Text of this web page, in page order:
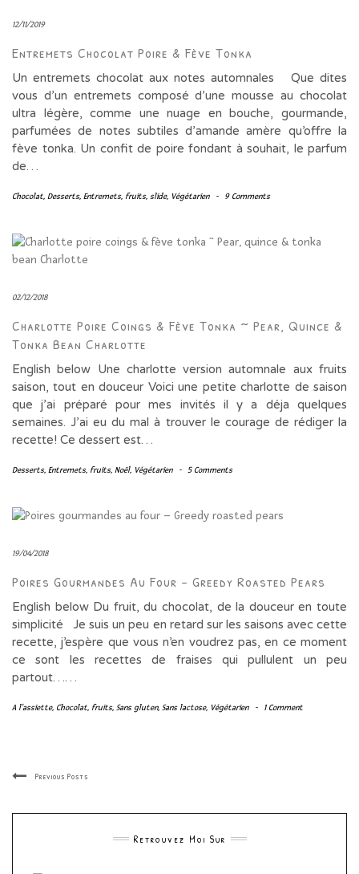
12/11/2019
Entremets Chocolat Poire & Fève Tonka
Un entremets chocolat aux notes automnales Que dites
vous d’un entremets composé d’une mousse au chocolat
ultra légère, comme une nuage en bouche, gourmande,
parfumées de notes subtiles d’amande amère qu’offre la
fève tonka. Un confit de poire fondant à souhait, le parfum
de…
Chocolat, Desserts, Entremets, fruits, slide, Végétarien - 9 Comments
02/12/2018
Charlotte Poire Coings & Fève Tonka ~ Pear, Quince &
Tonka Bean Charlotte
English below Une charlotte version automnale aux fruits
saison, tout en douceur Voici une petite charlotte de saison
que j’ai préparé pour mes invités il y a déja quelques
semaines. J’ai eu du mal à trouver le courage de rédiger la
recette! Ce dessert est…
Desserts, Entremets, fruits, Noël, Végétarien - 5 Comments
19/04/2018
Poires Gourmandes Au Four – Greedy Roasted Pears
English below Du fruit, du chocolat, de la douceur en toute
simplicité Je suis un peu en retard sur les saisons avec cette
recette, j’espère que vous n’en voudrez pas, en ce moment
ce sont les recettes de fraises qui pullulent un peu
partout……
A l'assiette, Chocolat, fruits, Sans gluten, Sans lactose, Végétarien - 1 Comment
Previous Posts
Retrouvez Moi Sur